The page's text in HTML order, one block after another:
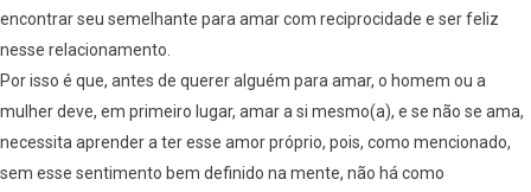
encontrar seu semelhante para amar com reciprocidade e ser feliz
nesse relacionamento.
Por isso é que, antes de querer alguém para amar, o homem ou a
mulher deve, em primeiro lugar, amar a si mesmo(a), e se não se ama,
necessita aprender a ter esse amor próprio, pois, como mencionado,
sem esse sentimento bem definido na mente, não há como